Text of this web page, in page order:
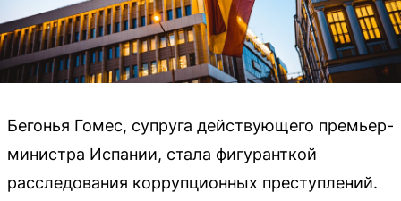
Бегонья Гомес, супруга действующего премьер-
министра Испании, стала фигуранткой
расследования коррупционных преступлений.